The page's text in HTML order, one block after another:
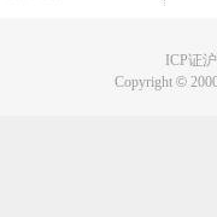
ICP证
Copyright©